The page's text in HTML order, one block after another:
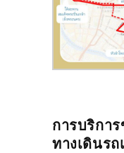
การบริกา
ทางเดินร